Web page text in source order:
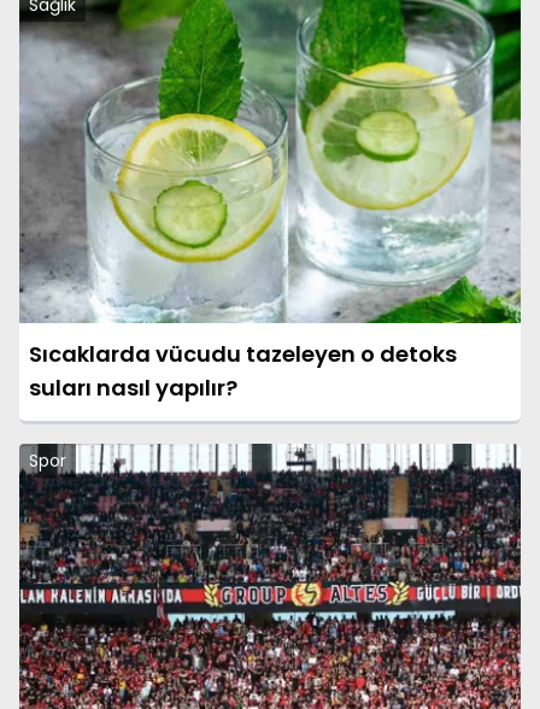
Sağlık
Sıcaklarda vücudu tazeleyen o detoks
suları nasıl yapılır?
Spor